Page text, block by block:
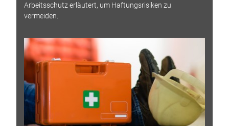
Arbeitsschutz erläutert, um Haftungsrisiken zu
vermeiden.